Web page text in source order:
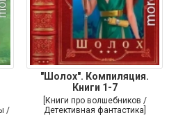
/
"Шолох". Компиляция.
Книги 1-7
[Книги про волшебников /
Детективная фантастика]